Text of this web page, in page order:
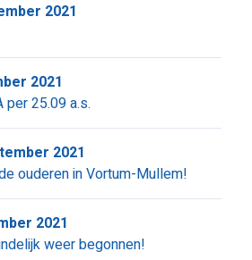
2021
per 25.09 a.s.
2021
ouderen in Vortum-Mullem!
2021
weer begonnen!
2021